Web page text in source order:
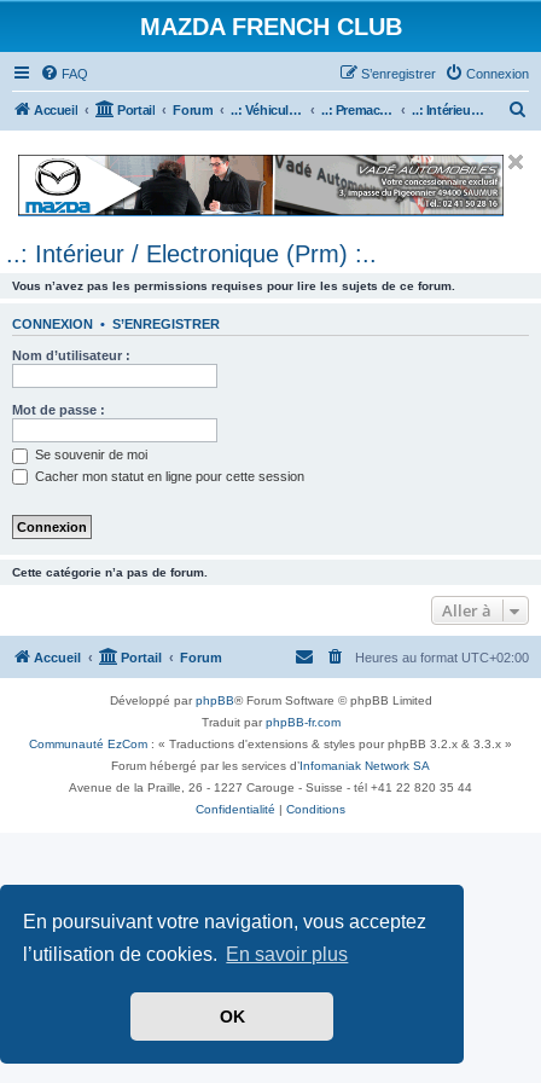
En poursuivant votre navigation, vous acceptez
l’utilisation de cookies. En savoir plus
OK
MAZDA FRENCH CLUB
FAQ Connexion
S’enregistrer
Accueil Portail Forum ..: Véhicules Mazda ancien (<2003) :.. ..: Premacy :.. ..: Intérieur / Electronique (Prm) :..
e
..: Intérieur / Electronique (Prm) :..
Vous n’avez pas les permissions requises pour lire les sujets de ce forum.
CONNEXION • S’ENREGISTRER
Nom d’utilisateur :
Mot de passe :
Se souvenir de moi
Cacher mon statut en ligne pour cette session
Cette catégorie n’a pas de forum.
Aller à
Accueil Portail Forum Heures au format UTC+02:00
Développé parphpBB® Forum Software © phpBB Limited
Traduit parphpBB-fr.com
Communauté EzCom : « Traductions d'extensions & styles pour phpBB 3.2.x & 3.3.x »
Forum hébergé par les services d’ Infomaniak Network SA
Avenue de la Praille, 26 - 1227 Carouge - Suisse - tél +41 22 820 35 44
Confidentialité
Conditions